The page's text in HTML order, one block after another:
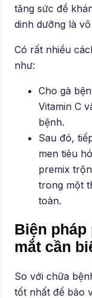
tăng sức đề
dinh dưỡng là
Có rất nhiều
như:
Cho gà
Vitamin C
bệnh.
Sau đó,
men tiêu
premix
trong một
toàn.
Biện pháp
mắt cần
So với chữa
tốt nhất để bảo